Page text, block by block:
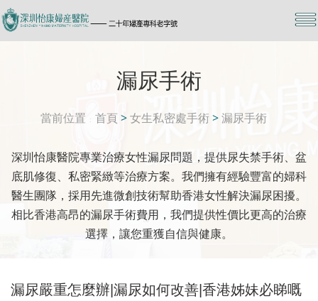
漏尿手術
當前位置 首頁 >女生私密處手術>漏尿手術
深圳怡康醫院專業治療女性漏尿問題，提供尿失禁手術、盆
底肌修復、私密緊緻等治療方案。我們擁有經驗豐富的婦科
醫生團隊，採用先進微創技術幫助香港女性解決漏尿困擾。
相比香港高昂的漏尿手術費用，我們提供性價比更高的治療
選擇，讓您重獲自信與健康。
漏尿嚴重怎麼辦|漏尿如何改善|香港姊妹必睇嘅